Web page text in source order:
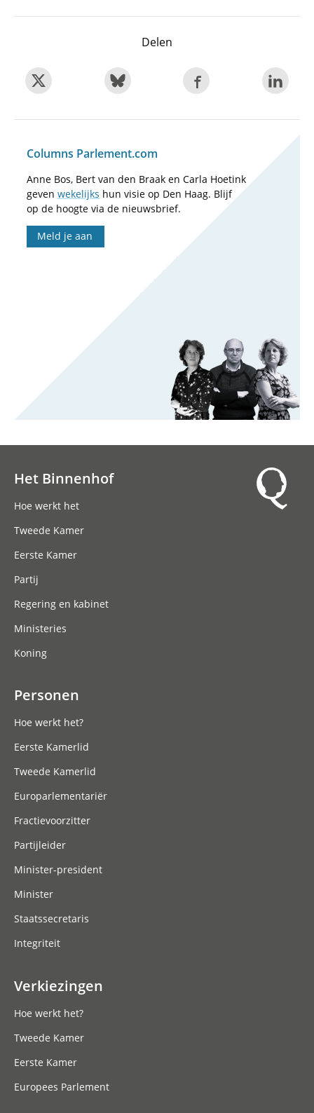
Delen
Columns Parlement.com
Anne Bos, Bert van den Braak en Carla Hoetink
geven wekelijks hun visie op Den Haag. Blijf
op de hoogte via de nieuwsbrief.
Meld je aan
Het Binnenhof
Hoe werkt het
Tweede Kamer
Eerste Kamer
Partij
Regering en kabinet
Ministeries
Koning
Personen
Hoe werkt het?
Eerste Kamerlid
Tweede Kamerlid
Europarlementariër
Fractievoorzitter
Partijleider
Minister-president
Minister
Staatssecretaris
Integriteit
Verkiezingen
Hoe werkt het?
Tweede Kamer
Eerste Kamer
Europees Parlement